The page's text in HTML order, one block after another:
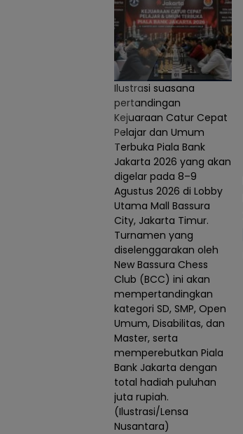
Ilustrasi suasana
pertandingan
Kejuaraan Catur Cepat
Pelajar dan Umum
Terbuka Piala Bank
Jakarta 2026 yang akan
digelar pada 8–9
Agustus 2026 di Lobby
Utama Mall Bassura
City, Jakarta Timur.
Turnamen yang
diselenggarakan oleh
New Bassura Chess
Club (BCC) ini akan
mempertandingkan
kategori SD, SMP, Open
Umum, Disabilitas, dan
Master, serta
memperebutkan Piala
Bank Jakarta dengan
total hadiah puluhan
juta rupiah.
(Ilustrasi/Lensa
Nusantara)